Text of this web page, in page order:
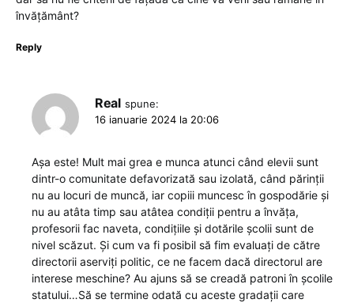
învățământ?
Reply
Real spune:
16 ianuarie 2024 la 20:06
Așa este! Mult mai grea e munca atunci când elevii sunt
dintr-o comunitate defavorizată sau izolată, când părinții
nu au locuri de muncă, iar copiii muncesc în gospodărie și
nu au atâta timp sau atâtea condiții pentru a învăța,
profesorii fac naveta, condițiile și dotările școlii sunt de
nivel scăzut. Și cum va fi posibil să fim evaluați de către
directorii aserviți politic, ce ne facem dacă directorul are
interese meschine? Au ajuns să se creadă patroni în școlile
statului…Să se termine odată cu aceste gradații care